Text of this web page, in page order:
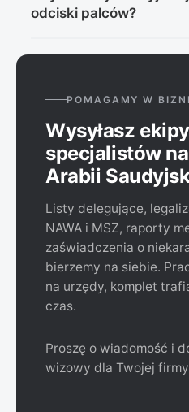
wnioskiem.
placówce, sporządzony w
odciski palców?
Od 25 listopada 2024
kolejnych rodzajów wiz.
POMAGAMY W
Wysyłasz
specjalistów
Arabii
Listy delegujące,
NAWA i MSZ, raporty
zaświadczenia o
bierzemy na siebie.
na urzędy, komplet
czas.
Proszę o wiadomość i
wizowy dla Twojej